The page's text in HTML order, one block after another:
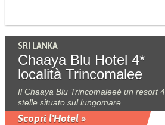
SRI LANKA
Chaaya Blu Hotel 4*
località Trincomalee
Il Chaaya Blu Trincomaleeè un resort 4
stelle situato sul lungomare
Scopri l'Hotel »